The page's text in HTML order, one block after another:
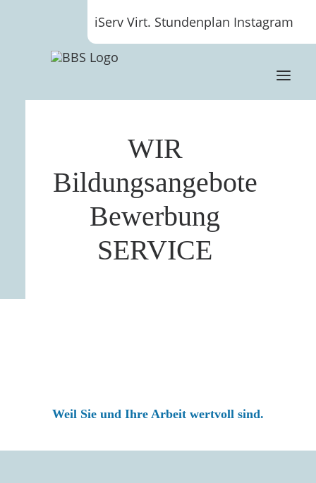
iServ Virt. Stundenplan Instagram
WIR
Bildungsangebote
Bewerbung
SERVICE
Weil Sie und Ihre Arbeit wertvoll sind.